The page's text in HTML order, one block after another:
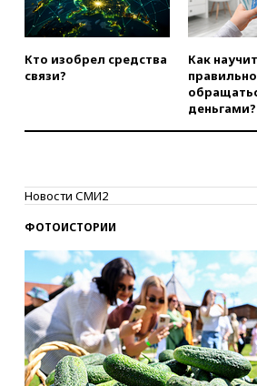
Кто изобрел средства
связи?
Как
правильно
деньгами?
Новости СМИ2
ФОТОИСТОРИИ